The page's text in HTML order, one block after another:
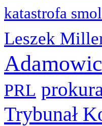
katastrofa
Leszek
PRL
Trybunał